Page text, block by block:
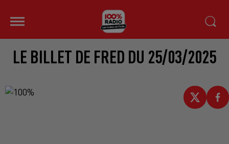
LE BILLET DE FRED DU 25/03/2025